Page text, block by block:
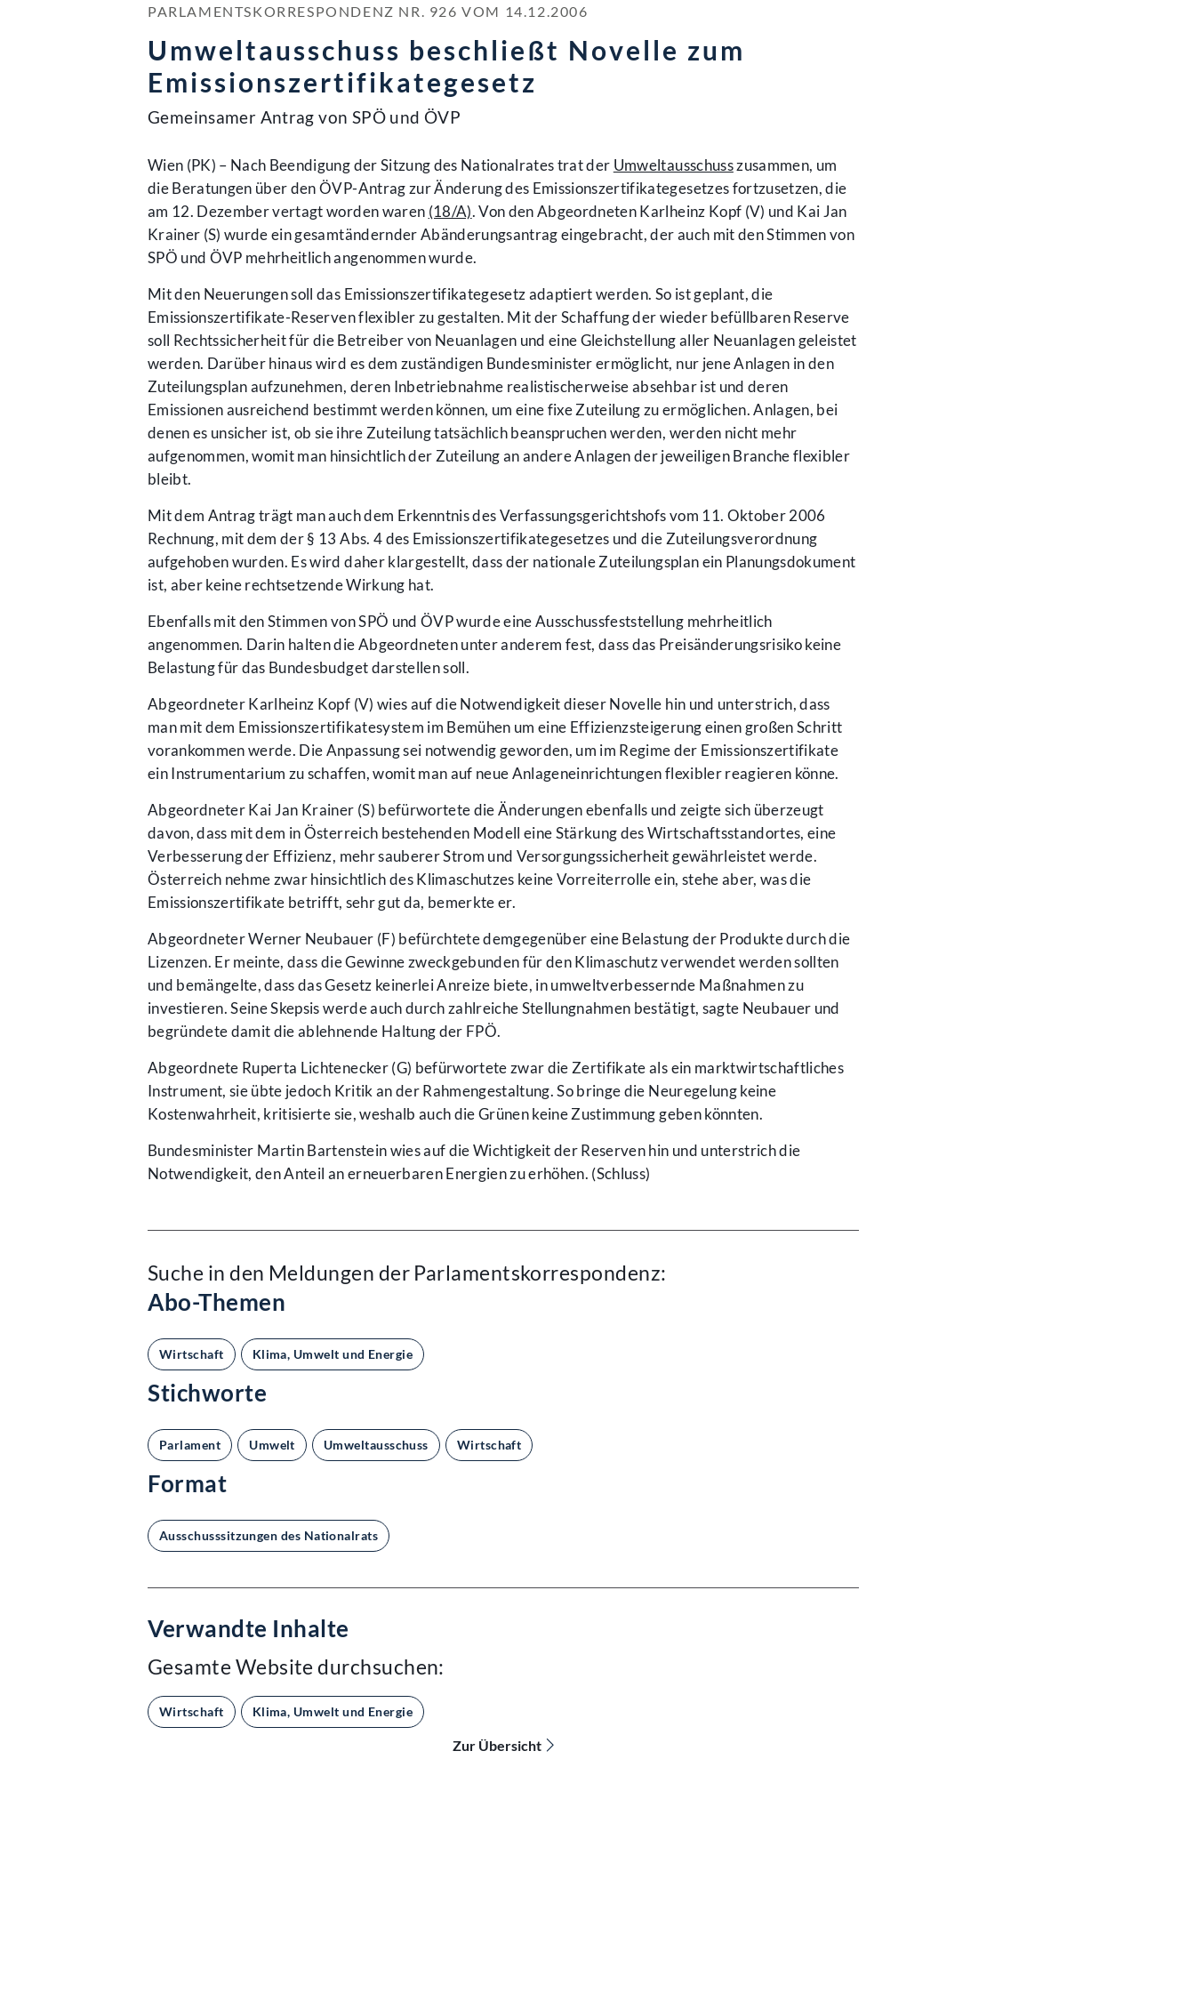
PARLAMENTSKORRESPONDENZ NR. 926 VOM 14.12.2006
Umweltausschuss beschließt Novelle zum
Emissionszertifikategesetz
Gemeinsamer Antrag von SPÖ und ÖVP
Wien (PK) – Nach Beendigung der Sitzung des Nationalrates trat der Umweltausschusszusammen, um
die Beratungen über den ÖVP-Antrag zur Änderung des Emissionszertifikategesetzes fortzusetzen, die
am 12. Dezember vertagt worden waren (18/A). Von den Abgeordneten Karlheinz Kopf (V) und Kai Jan
Krainer (S) wurde ein gesamtändernder Abänderungsantrag eingebracht, der auch mit den Stimmen von
SPÖ und ÖVP mehrheitlich angenommen wurde.
Mit den Neuerungen soll das Emissionszertifikategesetz adaptiert werden. So ist geplant, die
Emissionszertifikate-Reserven flexibler zu gestalten. Mit der Schaffung der wieder befüllbaren Reserve
soll Rechtssicherheit für die Betreiber von Neuanlagen und eine Gleichstellung aller Neuanlagen geleistet
werden. Darüber hinaus wird es dem zuständigen Bundesminister ermöglicht, nur jene Anlagen in den
Zuteilungsplan aufzunehmen, deren Inbetriebnahme realistischerweise absehbar ist und deren
Emissionen ausreichend bestimmt werden können, um eine fixe Zuteilung zu ermöglichen. Anlagen, bei
denen es unsicher ist, ob sie ihre Zuteilung tatsächlich beanspruchen werden, werden nicht mehr
aufgenommen, womit man hinsichtlich der Zuteilung an andere Anlagen der jeweiligen Branche flexibler
bleibt.
Mit dem Antrag trägt man auch dem Erkenntnis des Verfassungsgerichtshofs vom 11. Oktober 2006
Rechnung, mit dem der § 13 Abs. 4 des Emissionszertifikategesetzes und die Zuteilungsverordnung
aufgehoben wurden. Es wird daher klargestellt, dass der nationale Zuteilungsplan ein Planungsdokument
ist, aber keine rechtsetzende Wirkung hat.
Ebenfalls mit den Stimmen von SPÖ und ÖVP wurde eine Ausschussfeststellung mehrheitlich
angenommen. Darin halten die Abgeordneten unter anderem fest, dass das Preisänderungsrisiko keine
Belastung für das Bundesbudget darstellen soll.
Abgeordneter Karlheinz Kopf (V) wies auf die Notwendigkeit dieser Novelle hin und unterstrich, dass
man mit dem Emissionszertifikatesystem im Bemühen um eine Effizienzsteigerung einen großen Schritt
vorankommen werde. Die Anpassung sei notwendig geworden, um im Regime der Emissionszertifikate
ein Instrumentarium zu schaffen, womit man auf neue Anlageneinrichtungen flexibler reagieren könne.
Abgeordneter Kai Jan Krainer (S) befürwortete die Änderungen ebenfalls und zeigte sich überzeugt
davon, dass mit dem in Österreich bestehenden Modell eine Stärkung des Wirtschaftsstandortes, eine
Verbesserung der Effizienz, mehr sauberer Strom und Versorgungssicherheit gewährleistet werde.
Österreich nehme zwar hinsichtlich des Klimaschutzes keine Vorreiterrolle ein, stehe aber, was die
Emissionszertifikate betrifft, sehr gut da, bemerkte er.
Abgeordneter Werner Neubauer (F) befürchtete demgegenüber eine Belastung der Produkte durch die
Lizenzen. Er meinte, dass die Gewinne zweckgebunden für den Klimaschutz verwendet werden sollten
und bemängelte, dass das Gesetz keinerlei Anreize biete, in umweltverbessernde Maßnahmen zu
investieren. Seine Skepsis werde auch durch zahlreiche Stellungnahmen bestätigt, sagte Neubauer und
begründete damit die ablehnende Haltung der FPÖ.
Abgeordnete Ruperta Lichtenecker (G) befürwortete zwar die Zertifikate als ein marktwirtschaftliches
Instrument, sie übte jedoch Kritik an der Rahmengestaltung. So bringe die Neuregelung keine
Kostenwahrheit, kritisierte sie, weshalb auch die Grünen keine Zustimmung geben könnten.
Bundesminister Martin Bartenstein wies auf die Wichtigkeit der Reserven hin und unterstrich die
Notwendigkeit, den Anteil an erneuerbaren Energien zu erhöhen. (Schluss)
Suche in den Meldungen der Parlamentskorrespondenz:
Abo-Themen
Wirtschaft Klima, Umwelt und Energie
Stichworte
Parlament Umwelt Umweltausschuss Wirtschaft
Format
Ausschusssitzungen des Nationalrats
Verwandte Inhalte
Gesamte Website durchsuchen:
Wirtschaft Klima, Umwelt und Energie
Zur Übersicht